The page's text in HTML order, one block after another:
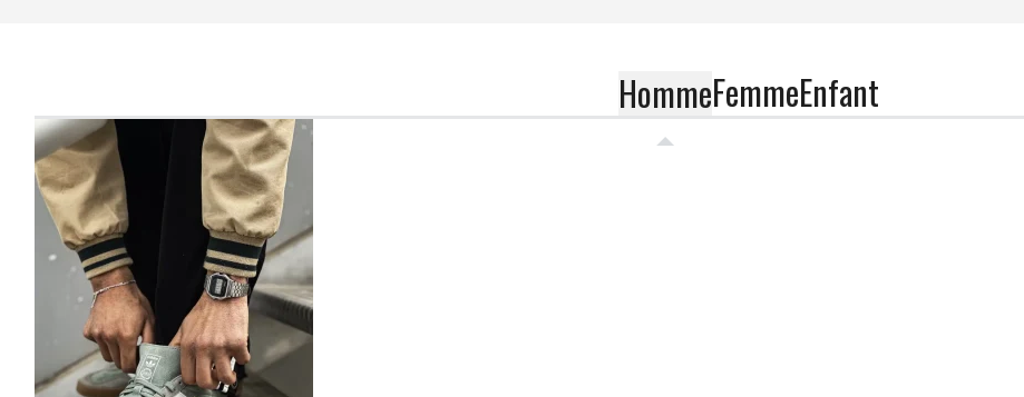
HommeFemmeEnfant